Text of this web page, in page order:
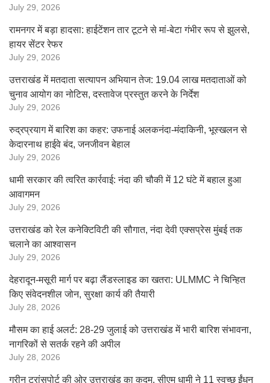
July 29, 2026
रामनगर में बड़ा हादसा: हाईटेंशन तार टूटने से मां-बेटा गंभीर रूप से झुलसे,
हायर सेंटर रेफर
July 29, 2026
उत्तराखंड में मतदाता सत्यापन अभियान तेज: 19.04 लाख मतदाताओं को
चुनाव आयोग का नोटिस, दस्तावेज प्रस्तुत करने के निर्देश
July 29, 2026
रुद्रप्रयाग में बारिश का कहर: उफनाई अलकनंदा-मंदाकिनी, भूस्खलन से
केदारनाथ हाईवे बंद, जनजीवन बेहाल
July 29, 2026
धामी सरकार की त्वरित कार्रवाई: नंदा की चौकी में 12 घंटे में बहाल हुआ
आवागमन
July 29, 2026
उत्तराखंड को रेल कनेक्टिविटी की सौगात, नंदा देवी एक्सप्रेस मुंबई तक
चलाने का आश्वासन
July 29, 2026
देहरादून-मसूरी मार्ग पर बढ़ा लैंडस्लाइड का खतरा: ULMMC ने चिन्हित
किए संवेदनशील जोन, सुरक्षा कार्य की तैयारी
July 28, 2026
मौसम का हाई अलर्ट: 28-29 जुलाई को उत्तराखंड में भारी बारिश संभावना,
नागरिकों से सतर्क रहने की अपील
July 28, 2026
ग्रीन ट्रांसपोर्ट की ओर उत्तराखंड का कदम, सीएम धामी ने 11 स्वच्छ ईंधन